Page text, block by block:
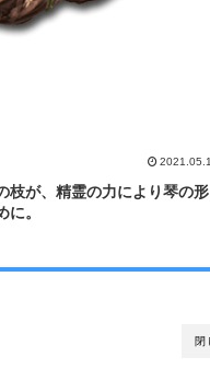
が、精霊の力により琴の形
。
閉